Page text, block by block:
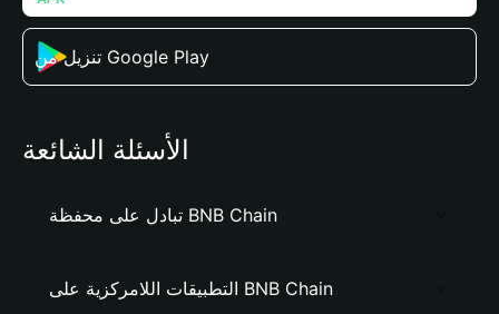
تنزيل من Google Play
الأسئلة الشائعة
تبادل على محفظة BNB Chain
التطبيقات اللامركزية على BNB Chain